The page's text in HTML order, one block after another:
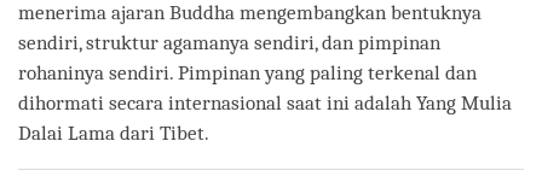
menerima ajaran Buddha mengembangkan bentuknya
sendiri, struktur agamanya sendiri, dan pimpinan
rohaninya sendiri. Pimpinan yang paling terkenal dan
dihormati secara internasional saat ini adalah Yang Mulia
Dalai Lama dari Tibet.